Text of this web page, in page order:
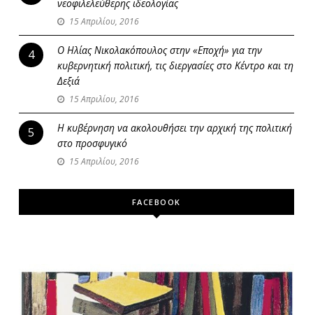
νεοφιλελεύθερης ιδεολογίας
15 Απριλίου, 2016
4
Ο Ηλίας Νικολακόπουλος στην «Εποχή» για την
κυβερνητική πολιτική, τις διεργασίες στο Κέντρο και τη
Δεξιά
15 Απριλίου, 2016
5
Η κυβέρνηση να ακολουθήσει την αρχική της πολιτική
στο προσφυγικό
15 Απριλίου, 2016
FACEBOOK